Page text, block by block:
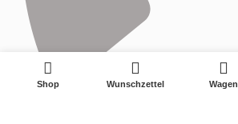
Shop Wunschzettel Wagen